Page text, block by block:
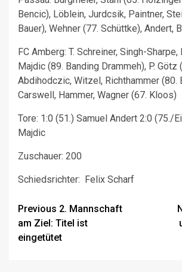
Bencic), Löblein, Jurdcsik, Paintner,
Bauer), Wehner (77. Schüttke), Andert,
FC Amberg: T. Schreiner, Singh-Sharpe,
Majdic (89. Banding Drammeh), P. Götz
Abdihodczic, Witzel, Richthammer (80.
Carswell, Hammer, Wagner (67. Kloos)
Tore: 1:0 (51.) Samuel Andert 2:0 (75./
Majdic
Zuschauer: 200
Schiedsrichter: Felix Scharf
Post
navigation
Previous 2. Mannschaft
am Ziel: Titel ist
eingetütet